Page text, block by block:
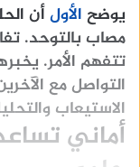
يوضح الأولأن
مصاب بالتوحد.
تتفهم الأمر.
التواصل مع
الاستيعاب
أماني